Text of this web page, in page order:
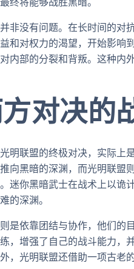
非没有问题。在长时间的对
和对权力的渴望，开始影响
内部的分裂和背叛。这种内
对决的
明联盟的终极对决，实际上
向黑暗的深渊，而光明联盟
迷你黑暗武士在战术上以诡
的深渊。
是依靠团结与协作，他们的
，增强了自己的战斗能力，
，光明联盟还借助一项古老